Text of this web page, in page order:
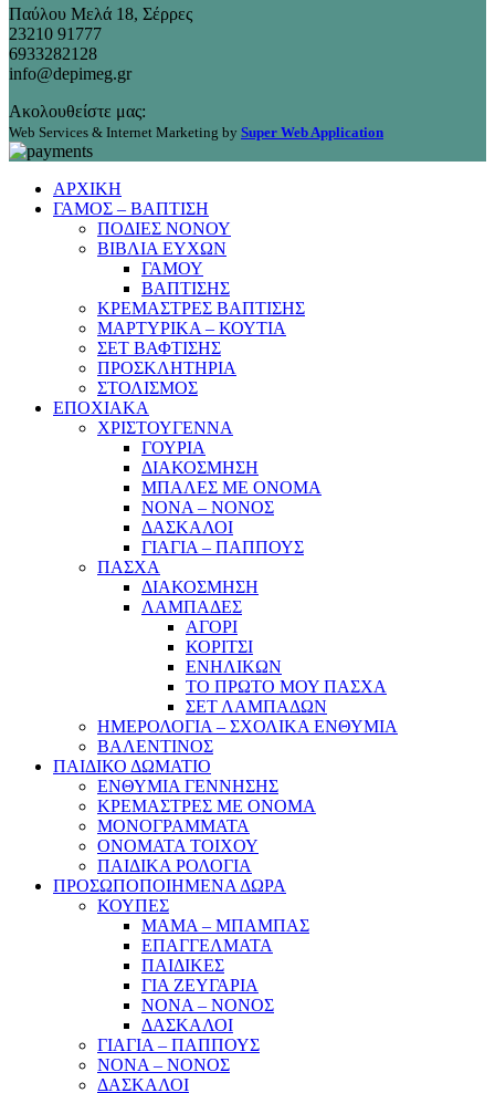
Παύλου Μελά 18, Σέρρες
23210 91777
6933282128
info@depimeg.gr
Ακολουθείστε μας:
Web Services & Internet Marketing by Super Web Application
ΑΡΧΙΚΗ
ΓΑΜΟΣ – ΒΑΠΤΙΣΗ
ΠΟΔΙΕΣ ΝΟΝΟΥ
ΒΙΒΛΙΑ ΕΥΧΩΝ
ΓΑΜΟΥ
ΒΑΠΤΙΣΗΣ
ΚΡΕΜΑΣΤΡΕΣ ΒΑΠΤΙΣΗΣ
ΜΑΡΤΥΡΙΚΑ – ΚΟΥΤΙΑ
ΣΕΤ ΒΑΦΤΙΣΗΣ
ΠΡΟΣΚΛΗΤΗΡΙΑ
ΣΤΟΛΙΣΜΟΣ
ΕΠΟΧΙΑΚΑ
ΧΡΙΣΤΟΥΓΕΝΝΑ
ΓΟΥΡΙΑ
ΔΙΑΚΟΣΜΗΣΗ
ΜΠΑΛΕΣ ΜΕ ΟΝΟΜΑ
ΝΟΝΑ – ΝΟΝΟΣ
ΔΑΣΚΑΛΟΙ
ΓΙΑΓΙΑ – ΠΑΠΠΟΥΣ
ΠΑΣΧΑ
ΔΙΑΚΟΣΜΗΣΗ
ΛΑΜΠΑΔΕΣ
ΑΓΟΡΙ
ΚΟΡΙΤΣΙ
ΕΝΗΛΙΚΩΝ
ΤΟ ΠΡΩΤΟ ΜΟΥ ΠΑΣΧΑ
ΣΕΤ ΛΑΜΠΑΔΩΝ
ΗΜΕΡΟΛΟΓΙΑ – ΣΧΟΛΙΚΑ ΕΝΘΥΜΙΑ
ΒΑΛΕΝΤΙΝΟΣ
ΠΑΙΔΙΚΟ ΔΩΜΑΤΙΟ
ΕΝΘΥΜΙΑ ΓΕΝΝΗΣΗΣ
ΚΡΕΜΑΣΤΡΕΣ ΜΕ ΟΝΟΜΑ
ΜΟΝΟΓΡΑΜΜΑΤΑ
ΟΝΟΜΑΤΑ ΤΟΙΧΟΥ
ΠΑΙΔΙΚΑ ΡΟΛΟΓΙΑ
ΠΡΟΣΩΠΟΠΟΙΗΜΕΝΑ ΔΩΡΑ
ΚΟΥΠΕΣ
ΜΑΜΑ – ΜΠΑΜΠΑΣ
ΕΠΑΓΓΕΛΜΑΤΑ
ΠΑΙΔΙΚΕΣ
ΓΙΑ ΖΕΥΓΑΡΙΑ
ΝΟΝΑ – ΝΟΝΟΣ
ΔΑΣΚΑΛΟΙ
ΓΙΑΓΙΑ – ΠΑΠΠΟΥΣ
ΝΟΝΑ – ΝΟΝΟΣ
ΔΑΣΚΑΛΟΙ